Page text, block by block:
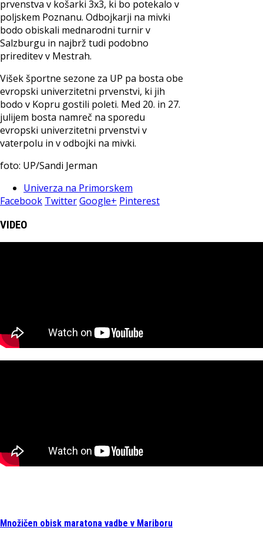
prvenstva v košarki 3x3, ki bo potekalo v
poljskem Poznanu. Odbojkarji na mivki
bodo obiskali mednarodni turnir v
Salzburgu in najbrž tudi podobno
prireditev v Mestrah.
Višek športne sezone za UP pa bosta obe
evropski univerzitetni prvenstvi, ki jih
bodo v Kopru gostili poleti. Med 20. in 27.
julijem bosta namreč na sporedu
evropski univerzitetni prvenstvi v
vaterpolu in v odbojki na mivki.
foto: UP/Sandi Jerman
Univerza na Primorskem
Facebook TwitterGoogle+ Pinterest
VIDEO
Množičen obisk maratona vadbe v Mariboru